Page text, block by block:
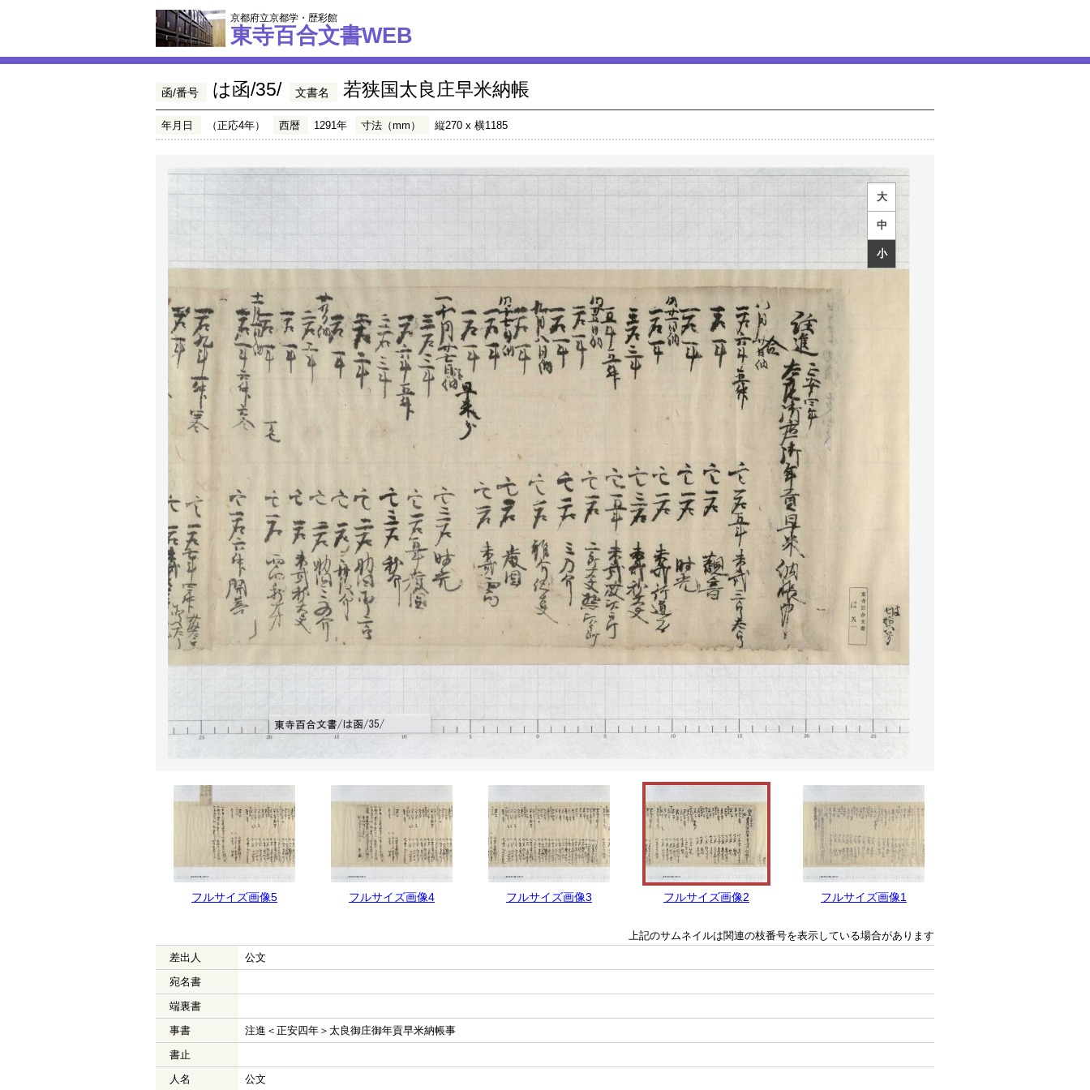
京都府立京都学・歴彩館
東寺百合文書WEB
函/番号 は函/35/ 文書名 若狭国太良庄早米納帳
年月日 （正応4年） 西暦 1291年 寸法（mm） 縦270 x 横1185
大
中
小
フルサイズ画像5 フルサイズ画像4 フルサイズ画像3 フルサイズ画像2 フルサイズ画像1
上記のサムネイルは関連の枝番号を表示している場合があります
差出人
公文
宛名書
端裏書
事書
注進＜正安四年＞太良御庄御年貢早米納帳事
書止
人名
公文